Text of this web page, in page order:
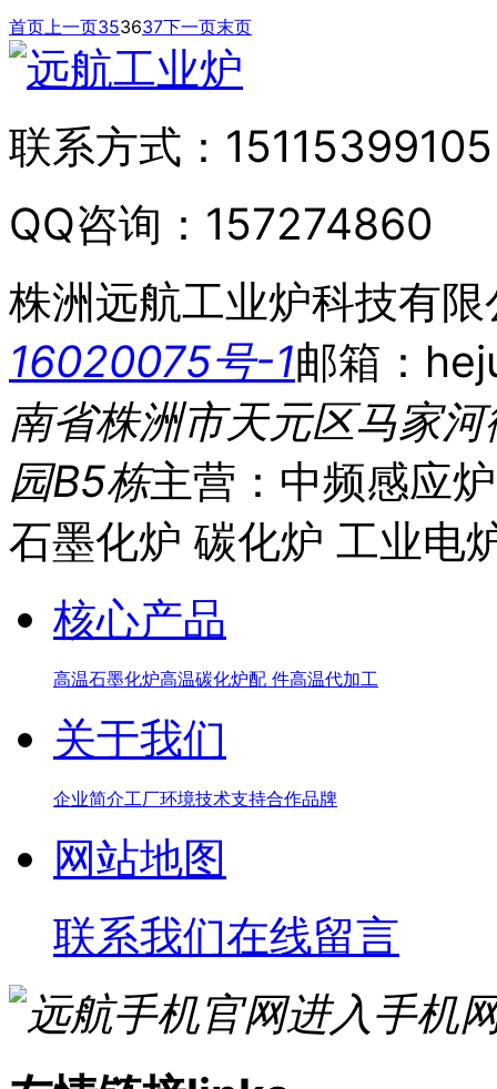
首页 上一页353637下一页末页
联系方式：
QQ咨询： 157274860
株洲远航工业炉科技有限
16020075号-1邮箱：
南省株洲市天元区马家
园B5栋主营：中频感应
石墨化炉 碳化炉 工业电
核心产品
高温石墨化炉高温碳化炉配 件高温代加工
关于我们
企业简介工厂环境技术支持合作品牌
网站地图
联系我们在线留言
进入手机